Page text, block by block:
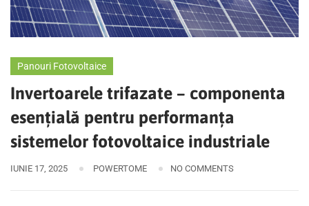
Panouri Fotovoltaice
Invertoarele trifazate – componenta
esențială pentru performanța
sistemelor fotovoltaice industriale
IUNIE 17, 2025 POWERTOME NO COMMENTS